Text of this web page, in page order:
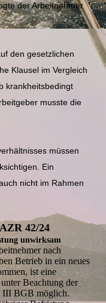
der Arbeitnehmer
den gesetzlichen
Klausel im Vergleich
krankheitsbedingt
musste die
müssen
Ein
nicht im Rahmen
42/24
unwirksam
nach
Betrieb in ein neues
ist eine
Beachtung der
III BGB möglich.